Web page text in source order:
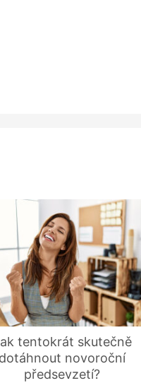
tentokrát skutečně
dotáhnout novoroční
předsevzetí?